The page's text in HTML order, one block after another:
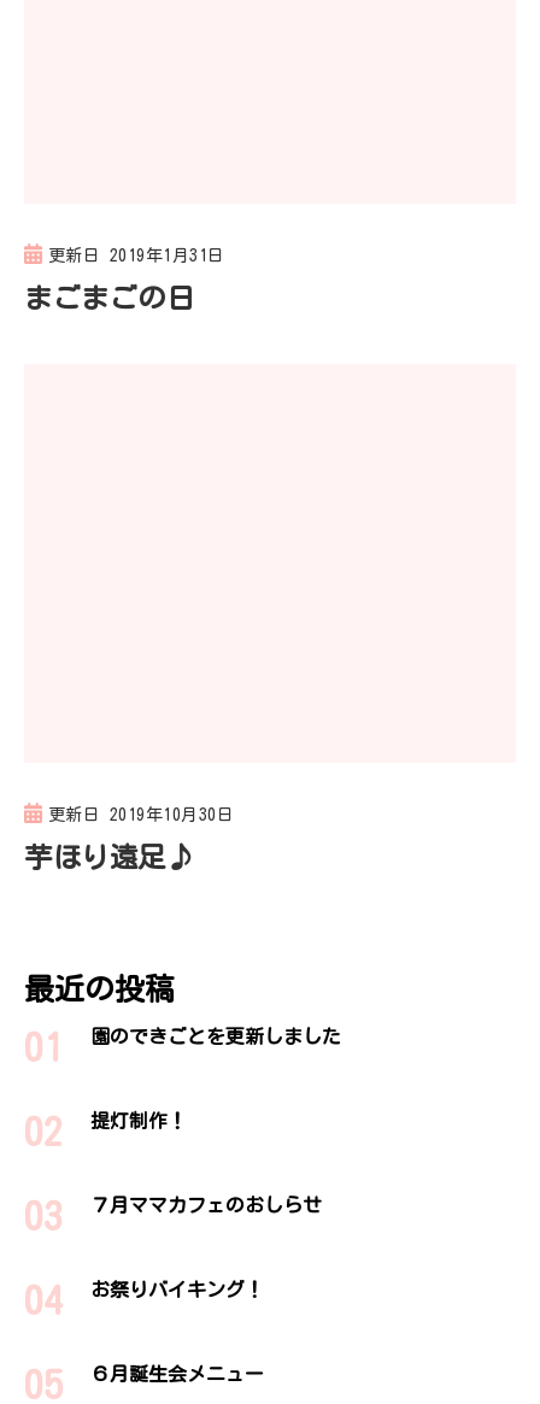
更新日 2019年1月31日
まごまごの日
更新日 2019年10月30日
芋ほり遠足♪
最近の投稿
園のできごとを更新しました
提灯制作！
７月ママカフェのおしらせ
お祭りバイキング！
６月誕生会メニュー